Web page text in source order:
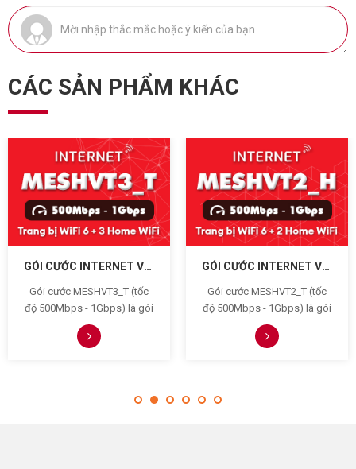
CÁC SẢN PHẨM KHÁC
GÓI CƯỚC INTERNET VIETTEL MESHVT3_T (500MBPS - 1GBPS)
Gói cước MESHVT3_T (tốc
độ 500Mbps - 1Gbps) là gói
cước internet nâng cao của
Viettel trang bị thêm 3 home
GÓI CƯỚC INTERNET VIETTEL MESHVT2_H (500MBPS - 1GBPS)
Gói cước MESHVT2_T (tốc
độ 500Mbps - 1Gbps) là gói
cước internet nâng cao của
Viettel trang bị thêm 2 home